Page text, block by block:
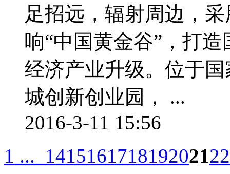
足招远，辐射周边，
响“中国黄金谷”，打
经济产业升级。位于
城创新创业园， ...
2016-3-11 15:56
1 ... 141516171819202122